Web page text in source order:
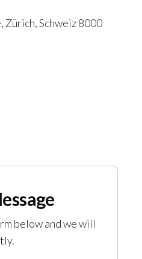
Schweiz 8000
below and we will